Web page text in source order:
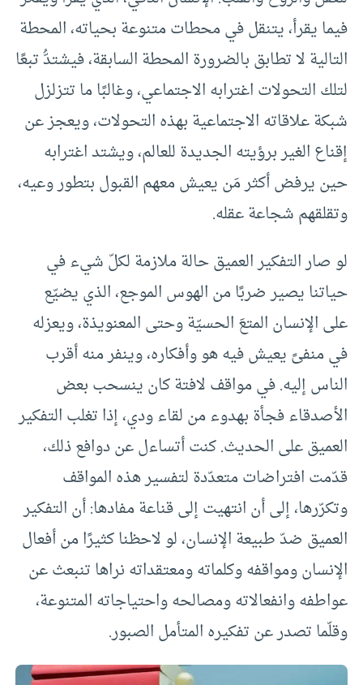
فيما يقرأ، يتنقل في محطات متنوعة بحياته، المحطة
التالية لا تطابق بالضرورة المحطة السابقة، فيشتدُّ تبعًا
لتلك التحولات اغترابه الاجتماعي، وغالبًا ما تتزلزل
شبكة علاقاته الاجتماعية بهذه التحولات، ويعجز عن
إقناع الغير برؤيته الجديدة للعالم، ويشتد اغترابه
حين يرفض أكثر مَن يعيش معهم القبول بتطور وعيه،
وتقلقهم شجاعة عقله.
لو صار التفكير العميق حالة ملازمة لكلّ شيء في
حياتنا يصير ضربًا من الهوس الموجع، الذي يضيّع
على الإنسان المتعَ الحسيّة وحتى المعنويذة، ويعزله
في منفىً يعيش فيه هو وأفكاره، وينفر منه أقرب
الناس إليه. في مواقف لافتة كان ينسحب بعض
الأصدقاء فجأة بهدوء من لقاء ودي، إذا تغلب التفكير
العميق على الحديث. كنت أتساءل عن دوافع ذلك،
قدّمت افتراضات متعدّدة لتفسير هذه المواقف
وتكرّرها، إلى أن انتهيت إلى قناعة مفادها: أن التفكير
العميق ضدّ طبيعة الإنسان، لو لاحظنا كثيرًا من أفعال
الإنسان ومواقفه وكلماته ومعتقداته نراها تنبعث عن
عواطفه وانفعالاته ومصالحه واحتياجاته المتنوعة،
وقلّما تصدر عن تفكيره المتأمل الصبور.